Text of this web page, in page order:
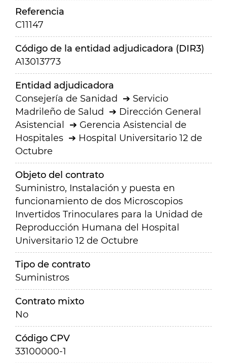
Referencia
C11147
Código de la entidad adjudicadora (DIR3)
A13013773
Entidad adjudicadora
Consejería de Sanidad
Servicio
Madrileño de Salud
Dirección General
Asistencial
Gerencia Asistencial de
Hospitales
Hospital Universitario 12 de
Octubre
Objeto del contrato
Suministro, Instalación y puesta en
funcionamiento de dos Microscopios
Invertidos Trinoculares para la Unidad de
Reproducción Humana del Hospital
Universitario 12 de Octubre
Tipo de contrato
Suministros
Contrato mixto
No
Código CPV
33100000-1